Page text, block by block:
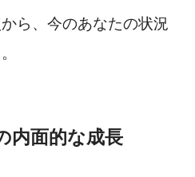
ら、今のあなたの状況
内面的な成長